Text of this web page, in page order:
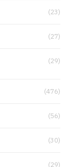
(23)
(27)
(29)
(476)
(56)
(30)
(29)